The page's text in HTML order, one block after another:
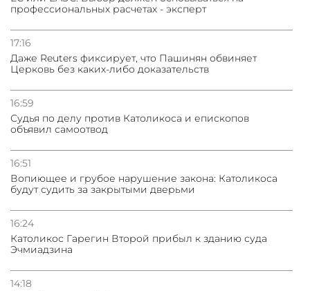
профессиональных расчетах - эксперт
17:16
Даже Reuters фиксирует, что Пашинян обвиняет
Церковь без каких-либо доказательств
16:59
Судья по делу против Католикоса и епископов
объявил самоотвод
16:51
Вопиющее и грубое нарушение закона: Католикоса
будут судить за закрытыми дверьми
16:24
Католикос Гарегин Второй прибыл к зданию суда
Эчмиадзина
14:18
31.07.2026
Сотрудничество и очереди – детали визита главы
погрануправления СНБ Армении в Тбилиси